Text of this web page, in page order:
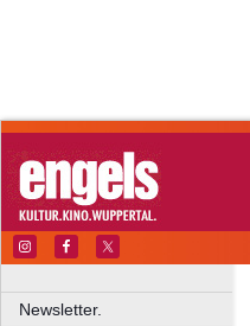
Newsletter.